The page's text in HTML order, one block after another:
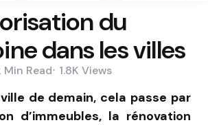
du
dans les villes
Min Read 1.8K Views
de demain, cela passe par
d’immeubles, la rénovation